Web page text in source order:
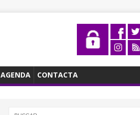
AGENDA CONTACTA